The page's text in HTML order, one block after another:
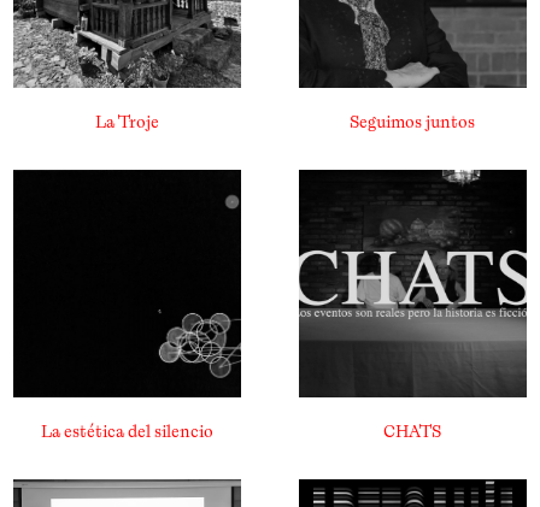
La Troje Seguimos juntos
La estética del silencio CHATS